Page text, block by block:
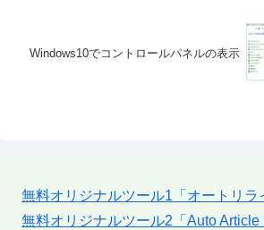
Windows10でコントロールパネルの表示
無料オリジナルツール1「オートリラ
無料オリジナルツール2「Auto